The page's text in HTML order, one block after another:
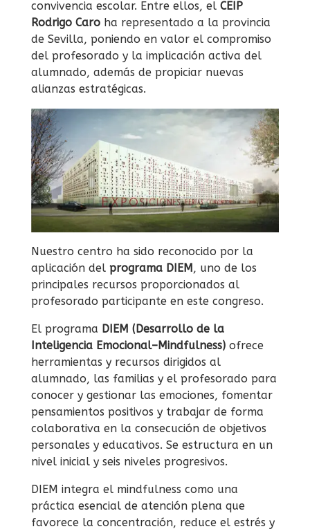
convivencia escolar. Entre ellos, el CEIP
Rodrigo Caroha representado a la provincia
de Sevilla, poniendo en valor el compromiso
del profesorado y la implicación activa del
alumnado, además de propiciar nuevas
alianzas estratégicas.
Nuestro centro ha sido reconocido por la
aplicación del programa DIEM , uno de los
principales recursos proporcionados al
profesorado participante en este congreso.
El programa DIEM (Desarrollo de la
Inteligencia Emocional–Mindfulness)ofrece
herramientas y recursos dirigidos al
alumnado, las familias y el profesorado para
conocer y gestionar las emociones, fomentar
pensamientos positivos y trabajar de forma
colaborativa en la consecución de objetivos
personales y educativos. Se estructura en un
nivel inicial y seis niveles progresivos.
DIEM integra el mindfulness como una
práctica esencial de atención plena que
favorece la concentración, reduce el estrés y